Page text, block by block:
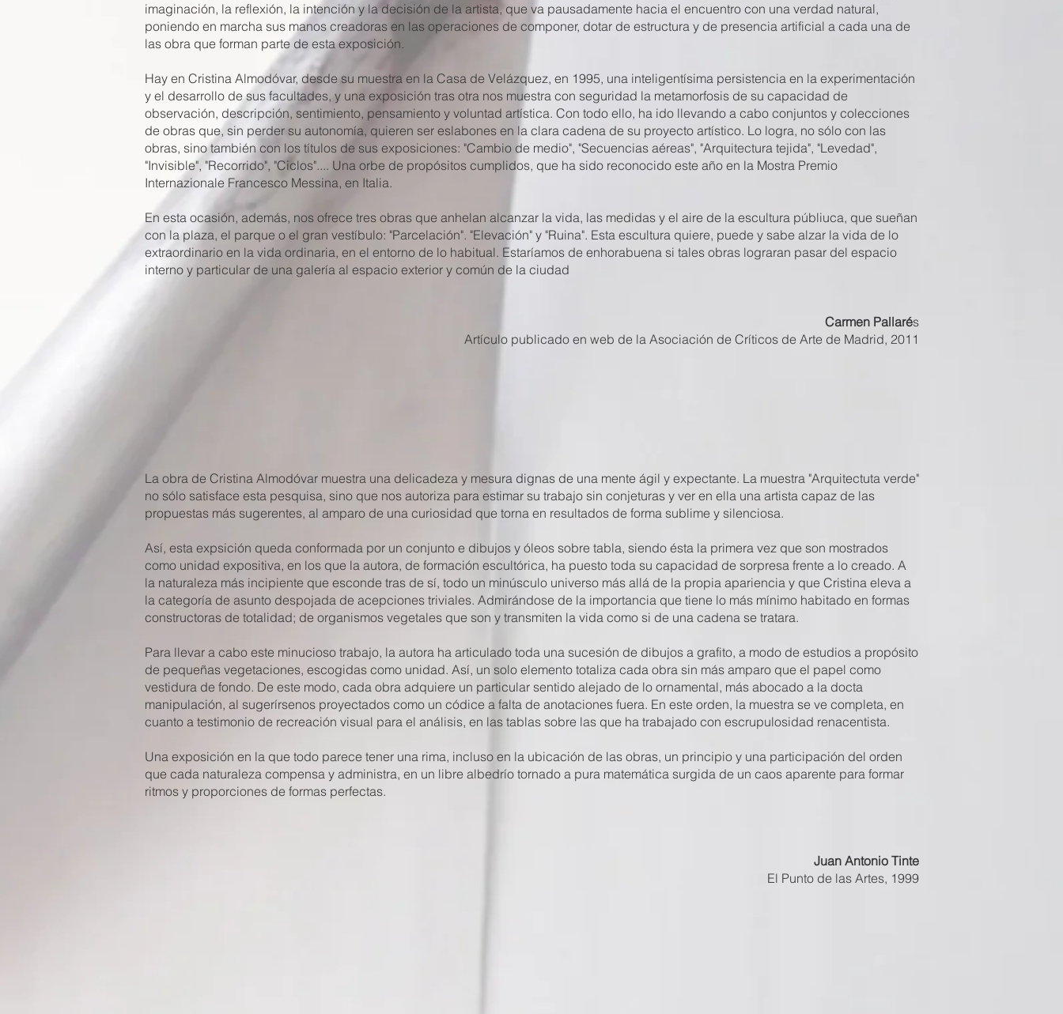
imaginación, la reflexión, la intención y la decisión de la artista, que va pausadamente hacia el encuentro con una verdad natural,
poniendo en marcha sus manos creadoras en las operaciones de componer, dotar de estructura y de presencia artificial a cada una de
las obra que forman parte de esta exposición.
Hay en Cristina Almodóvar, desde su muestra en la Casa de Velázquez, en 1995, una inteligentísima persistencia en la experimentación
y el desarrollo de sus facultades, y una exposición tras otra nos muestra con seguridad la metamorfosis de su capacidad de
observación, descripción, sentimiento, pensamiento y voluntad artística. Con todo ello, ha ido llevando a cabo conjuntos y colecciones
de obras que, sin perder su autonomía, quieren ser eslabones en la clara cadena de su proyecto artístico. Lo logra, no sólo con las
obras, sino también con los títulos de sus exposiciones: "Cambio de medio", "Secuencias aéreas", "Arquitectura tejida", "Levedad",
"Invisible", "Recorrido", "Ciclos".... Una orbe de propósitos cumplidos, que ha sido reconocido este año en la Mostra Premio
Internazionale Francesco Messina, en Italia.
En esta ocasión, además, nos ofrece tres obras que anhelan alcanzar la vida, las medidas y el aire de la escultura públiuca, que sueñan
con la plaza, el parque o el gran vestíbulo: "Parcelación". "Elevación" y "Ruina". Esta escultura quiere, puede y sabe alzar la vida de lo
extraordinario en la vida ordinaria, en el entorno de lo habitual. Estaríamos de enhorabuena si tales obras lograran pasar del espacio
interno y particular de una galería al espacio exterior y común de la ciudad
Carmen Pallarés
Artículo publicado en web de la Asociación de Críticos de Arte de Madrid, 2011
La obra de Cristina Almodóvar muestra una delicadeza y mesura dignas de una mente ágil y expectante. La muestra "Arquitectuta verde"
no sólo satisface esta pesquisa, sino que nos autoriza para estimar su trabajo sin conjeturas y ver en ella una artista capaz de las
propuestas más sugerentes, al amparo de una curiosidad que torna en resultados de forma sublime y silenciosa.
Así, esta expsición queda conformada por un conjunto e dibujos y óleos sobre tabla, siendo ésta la primera vez que son mostrados
como unidad expositiva, en los que la autora, de formación escultórica, ha puesto toda su capacidad de sorpresa frente a lo creado. A
la naturaleza más incipiente que esconde tras de sí, todo un minúsculo universo más allá de la propia apariencia y que Cristina eleva a
la categoría de asunto despojada de acepciones triviales. Admirándose de la importancia que tiene lo más mínimo habitado en formas
constructoras de totalidad; de organismos vegetales que son y transmiten la vida como si de una cadena se tratara.
Para llevar a cabo este minucioso trabajo, la autora ha articulado toda una sucesión de dibujos a grafito, a modo de estudios a propósito
de pequeñas vegetaciones, escogidas como unidad. Así, un solo elemento totaliza cada obra sin más amparo que el papel como
vestidura de fondo. De este modo, cada obra adquiere un particular sentido alejado de lo ornamental, más abocado a la docta
manipulación, al sugerírsenos proyectados como un códice a falta de anotaciones fuera. En este orden, la muestra se ve completa, en
cuanto a testimonio de recreación visual para el análisis, en las tablas sobre las que ha trabajado con escrupulosidad renacentista.
Una exposición en la que todo parece tener una rima, incluso en la ubicación de las obras, un principio y una participación del orden
que cada naturaleza compensa y administra, en un libre albedrío tornado a pura matemática surgida de un caos aparente para formar
ritmos y proporciones de formas perfectas.
Juan Antonio Tinte
El Punto de las Artes, 1999